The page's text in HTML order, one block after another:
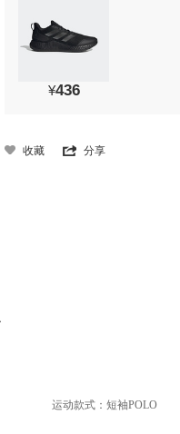
¥436
收藏 分享
运动款式：短袖POLO